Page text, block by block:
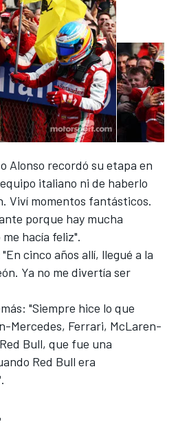
Alonso recordó su etapa en
italiano ni de haberlo
Viví momentos fantásticos.
porque hay mucha
hacía feliz".
cinco años allí, llegué a la
Ya no me divertía ser
"Siempre hice lo que
Mercedes, Ferrari, McLaren-
Bull, que fue una
Red Bull era